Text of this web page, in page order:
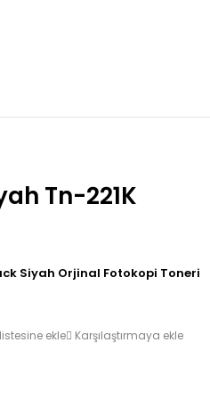
Tn-221K
Siyah Orjinal Fotokopi Toneri
ekle Karşılaştırmaya ekle